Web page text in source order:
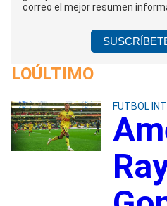
correo el mejor resumen
LOÚLTIMO
FUTBOL